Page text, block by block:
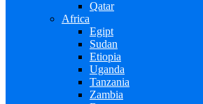
Qatar
Africa
Egipt
Sudan
Etiopia
Uganda
Tanzania
Zambia